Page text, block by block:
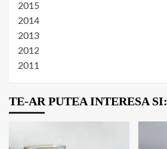
2015
2014
2013
2012
2011
TE-AR PUTEA INTERESA SI: